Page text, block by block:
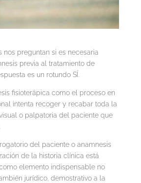
nos preguntan si es necesaria
previa al tratamiento de
es un rotundo SÍ.
fisioterápica como el proceso en
intenta recoger y recabar toda la
o palpatoria del paciente que
del paciente o anamnesis
de la historia clínica está
elemento indispensable no
jurídico, demostrativo a la